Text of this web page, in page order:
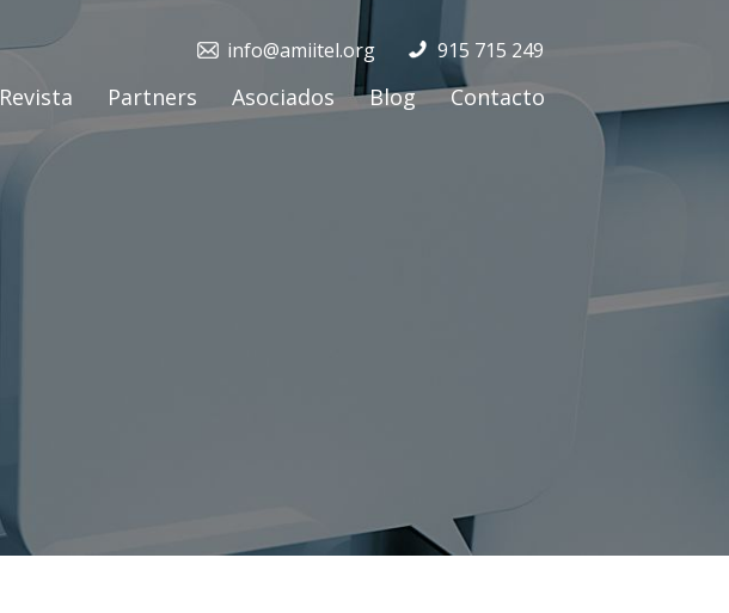
915 715 249
info@amiitel.org
Revista Partners Asociados Blog Contacto